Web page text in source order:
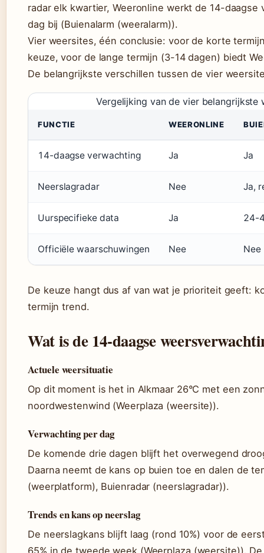
radar elk kwartier, Weeronline werkt de 14-
dag bij (Buienalarm (weeralarm)).
Vier weersites, één conclusie: voor de korte
keuze, voor de lange termijn (3-14 dagen) biedt
De belangrijkste verschillen tussen de vier
Vergelijking van de vier belangrijkste
FUNCTIE WEERONLINE
14-daagse verwachting Ja Ja
Neerslagradar Nee Ja,
Uurspecifieke data Ja 24-
Officiële waarschuwingen Nee Nee
De keuze hangt dus af van wat je prioriteit geeft:
termijn trend.
Wat is de 14-daagse
Actuele weersituatie
Op dit moment is het in Alkmaar 26°C met een
noordwestenwind (Weerplaza (weersite)).
Verwachting per dag
De komende drie dagen blijft het overwegend
Daarna neemt de kans op buien toe en dalen de
(weerplatform), Buienradar (neerslagradar)).
Trends en kans op neerslag
De neerslagkans blijft laag (rond 10%) voor de
65% in de tweede week (Weerplaza (weersite)).